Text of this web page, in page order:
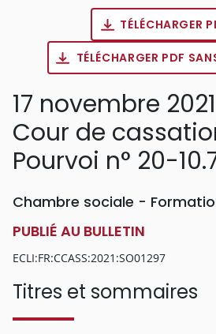
TÉLÉCHARGER
TÉLÉCHARGER PDF
17 novembre 2021
Cour de
Pourvoi n° 20-
Chambre sociale -
PUBLIÉ AU BULLETIN
ECLI:FR:CCASS:2021:SO01297
Titres et sommaires